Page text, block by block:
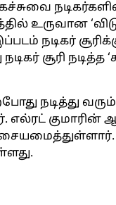
நடிகர்களில்
உருவான
நடிகர்
சூரி
நடித்து வரும்
எல்ரட்